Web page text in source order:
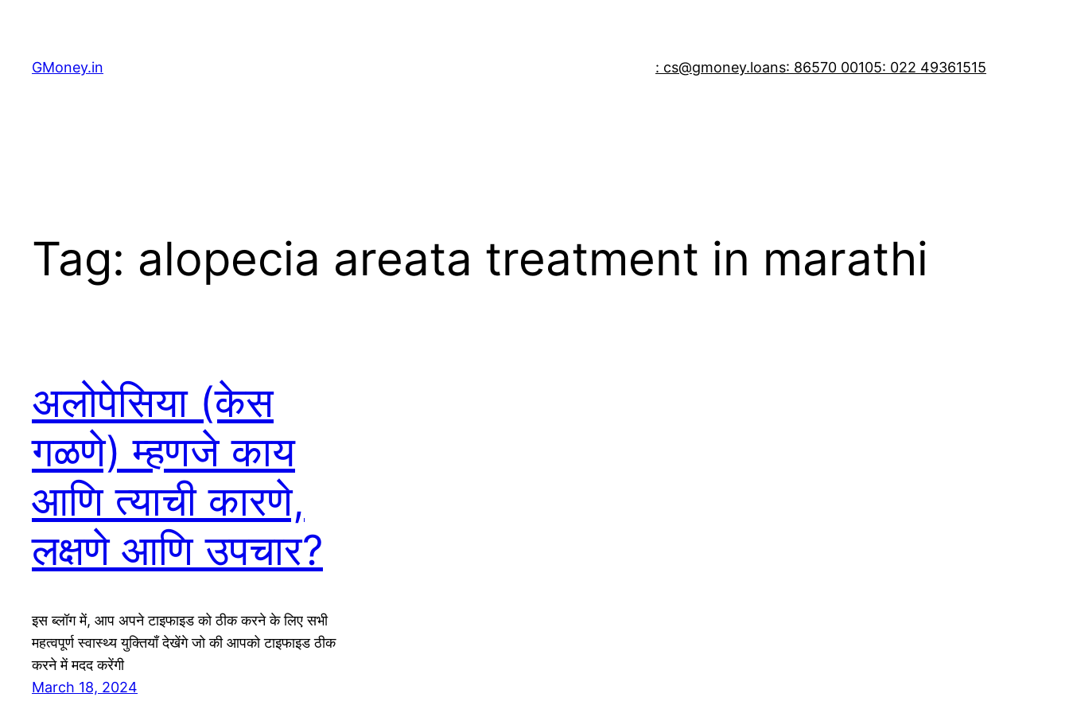
GMoney.in : cs@gmoney.loans: 86570 00105: 022 49361515
Tag: alopecia areata treatment in marathi
अलोपेसिया (केस
गळणे) म्हणजे काय
आणि त्याची कारणे,
लक्षणे आणि उपचार?
इस ब्लॉग में, आप अपने टाइफाइड को ठीक करने के लिए सभी
महत्वपूर्ण स्वास्थ्य युक्तियाँ देखेंगे जो की आपको टाइफाइड ठीक
करने में मदद करेंगी
March 18, 2024